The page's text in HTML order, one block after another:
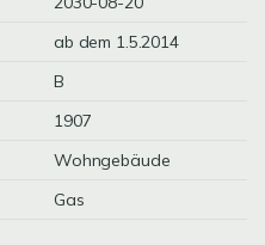
ab dem 1.5.2014
B
1907
Wohngebäude
Gas